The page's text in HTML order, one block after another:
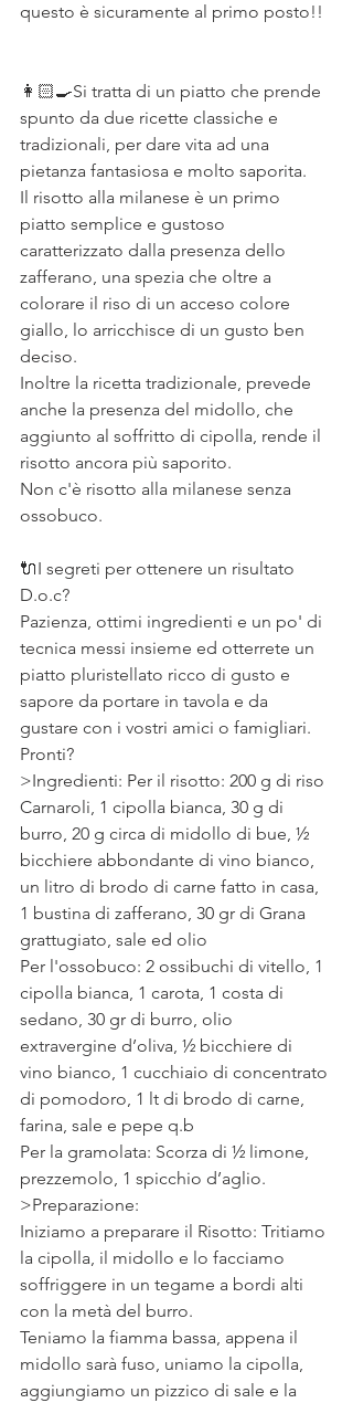
questo è sicuramente al primo posto!!
👩🏻‍🍳Si tratta di un piatto che prende
spunto da due ricette classiche e
tradizionali, per dare vita ad una
pietanza fantasiosa e molto saporita. ⠀
Il risotto alla milanese è un primo
piatto semplice e gustoso
caratterizzato dalla presenza dello
zafferano, una spezia che oltre a
colorare il riso di un acceso colore
giallo, lo arricchisce di un gusto ben
deciso. ⠀
Inoltre la ricetta tradizionale, prevede
anche la presenza del midollo, che
aggiunto al soffritto di cipolla, rende il
risotto ancora più saporito. ⠀
Non c'è risotto alla milanese senza
ossobuco.⠀
🔌I segreti per ottenere un risultato
D.o.c? ⠀
Pazienza, ottimi ingredienti e un po' di
tecnica messi insieme ed otterrete un
piatto pluristellato ricco di gusto e
sapore da portare in tavola e da
gustare con i vostri amici o famigliari.
Pronti?
>Ingredienti: Per il risotto: 200 g di riso
Carnaroli, 1 cipolla bianca, 30 g di
burro, 20 g circa di midollo di bue, ½
bicchiere abbondante di vino bianco,
un litro di brodo di carne fatto in casa,
1 bustina di zafferano, 30 gr di Grana
grattugiato, sale ed olio
Per l'ossobuco: 2 ossibuchi di vitello, 1
cipolla bianca, 1 carota, 1 costa di
sedano, 30 gr di burro, olio
extravergine d’oliva, ½ bicchiere di
vino bianco, 1 cucchiaio di concentrato
di pomodoro, 1 lt di brodo di carne,
farina, sale e pepe q.b
Per la gramolata: Scorza di ½ limone,
prezzemolo, 1 spicchio d’aglio.
>Preparazione:
Iniziamo a preparare il Risotto: Tritiamo
la cipolla, il midollo e lo facciamo
soffriggere in un tegame a bordi alti
con la metà del burro.
Teniamo la fiamma bassa, appena il
midollo sarà fuso, uniamo la cipolla,
aggiungiamo un pizzico di sale e la